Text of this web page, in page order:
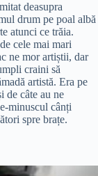
deasupra
drum pe poal albă
atunci ce trăia.
cele mai mari
ne mor artiștii, dar
craini să
artistă. Era pe
de câte au ne
minuscul cânți
spre brațe.